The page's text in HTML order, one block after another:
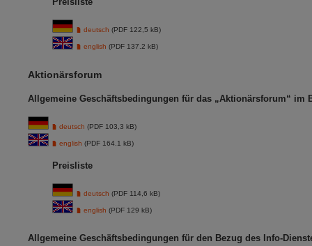
deutsch (PDF 122,5 kB)
english (PDF 137.2 kB)
Aktionärsforum
Allgemeine Geschäftsbedingungen für das „Aktionärsforum“ im
deutsch (PDF 103,3 kB)
english (PDF 164.1 kB)
Preisliste
deutsch (PDF 114,6 kB)
english (PDF 129 kB)
Allgemeine Geschäftsbedingungen für den Bezug des Info-